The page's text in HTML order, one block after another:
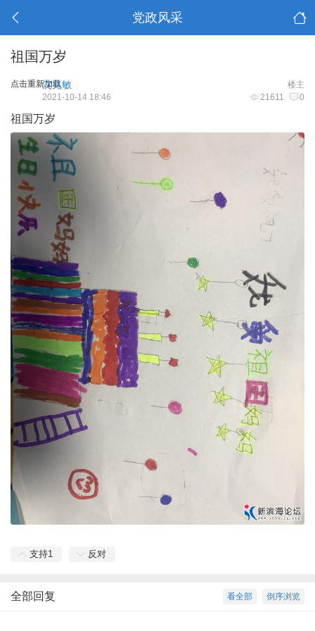
党政风采
祖国万岁
点击重新加载 楼主
沈兆敏
21611 0
2021-10-14 18:46
祖国万岁
支持1 反对
倒序浏览
看全部
全部回复